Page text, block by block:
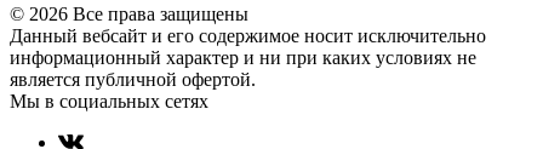
© 2026 Все права защищены
Данный вебсайт и его содержимое носит исключительно
информационный характер и ни при каких условиях не
является публичной офертой.
Мы в социальных сетях